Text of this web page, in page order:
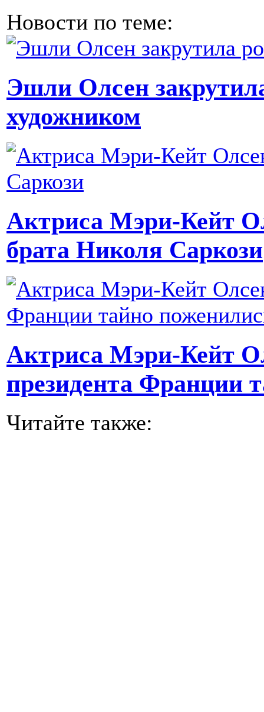
Новости по теме:
Эшли Олсен
художником
Актриса Мэри-Кейт
брата Николя Саркози
Актриса Мэри-Кейт
президента Франции
Читайте также: